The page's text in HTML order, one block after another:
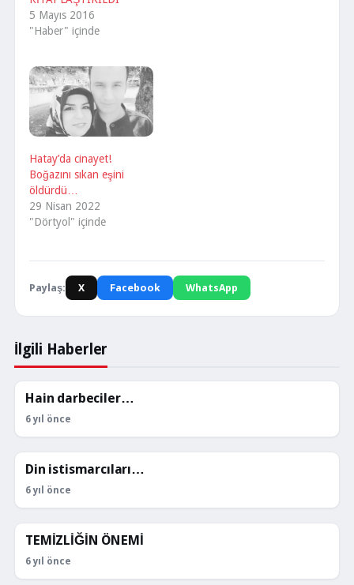
5 Mayıs 2016
"Haber" içinde
Hatay’da cinayet!
Boğazını sıkan eşini
öldürdü…
29 Nisan 2022
"Dörtyol" içinde
Paylaş: X Facebook WhatsApp
İlgili Haberler
KÖŞE YAZILARI
Hain darbeciler…
6 yıl önce
KÖŞE YAZILARI
Din istismarcıları…
6 yıl önce
KÖŞE YAZILARI
TEMİZLİĞİN ÖNEMİ
6 yıl önce